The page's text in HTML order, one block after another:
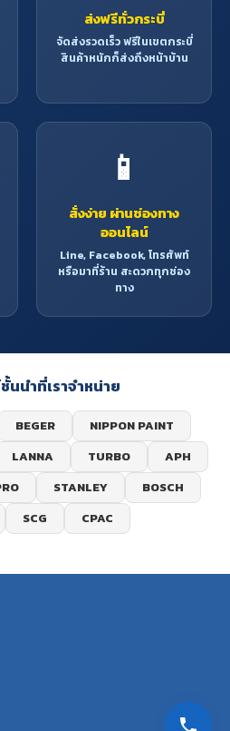
ส่งฟรีทั่วกระบี่
จัดส่งรวดเร็ว ฟรีในเขตกระบี่
สินค้าหนักก็ส่งถึงหน้าบ้าน
📱
สั่งง่าย ผ่านช่องทาง
ออนไลน์
Line, Facebook, โทรศัพท์
หรือมาที่ร้าน สะดวกทุกช่อง
ทาง
นำที่เราจำหน่าย
BEGER
NIPPON PAINT
LANNA TURBO
APH
STANLEY
BOSCH
SCG CPAC